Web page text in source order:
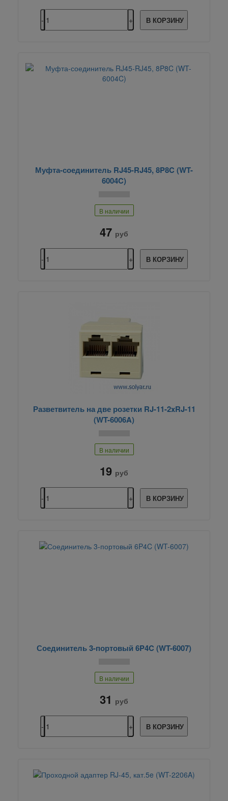
В КОРЗИНУ
Муфта-соединитель RJ45-RJ45, 8P8C (WT-
6004C)
В наличии
47 руб
В КОРЗИНУ
Разветвитель на две розетки RJ-11-2xRJ-11
(WT-6006A)
В наличии
19 руб
В КОРЗИНУ
Соединитель 3-портовый 6P4C (WT-6007)
В наличии
31 руб
В КОРЗИНУ